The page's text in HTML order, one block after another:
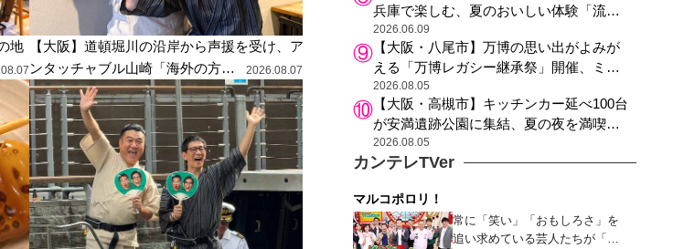
地
【大阪】道頓堀川の沿岸から声援を受け、ア
ンタッチャブル山崎「海外の方…
2026.08.07
兵庫で楽しむ、夏のおいしい体験「流し
そうめん体験」おすすめ3選
2026.06.09
【大阪・八尾市】万博の思い出がよみが
える「万博レガシー継承祭」開催、ミャ
クミャク登場、大屋根リング木材展示も
2026.08.05
【大阪・高槻市】キッチンカー延べ100台
が安満遺跡公園に集結、夏の夜を満喫す
る4日間のグルメイベント
2026.08.05
カンテレTVer
マルコポロリ！
常に「笑い」「おもしろさ」を
追い求めている芸人たちが「芸